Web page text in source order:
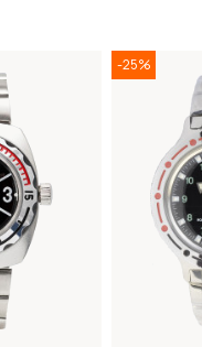
-25%